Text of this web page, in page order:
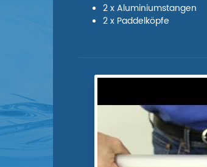
2 x Aluminiumstangen
2 x Paddelköpfe